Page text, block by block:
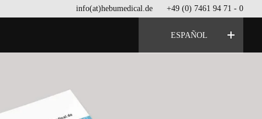
info(at)hebumedical.de +49 (0) 7461 94 71 - 0
ESPAÑOL